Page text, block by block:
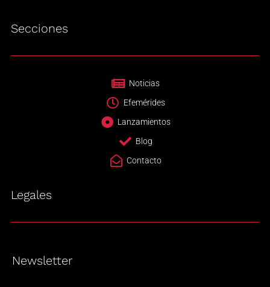
Secciones
Noticias
Efemérides
Lanzamientos
Blog
Contacto
Legales
Newsletter